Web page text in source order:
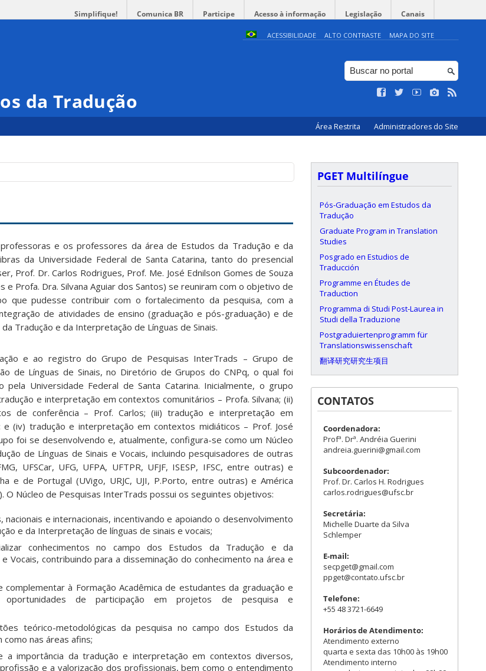
Simplifique! Comunica BR Participe Acesso à informação Legislação Canais
ACESSIBILIDADE ALTO CONTRASTE MAPA DO SITE
da Tradução
Área Restrita Administradores do Site
e os professores da área de Estudos da Tradução e da
da Universidade Federal de Santa Catarina, tanto do presencial
Prof. Dr. Carlos Rodrigues, Prof. Me. José Ednilson Gomes de Souza
e Profa. Dra. Silvana Aguiar dos Santos) se reuniram com o objetivo de
que pudesse contribuir com o fortalecimento da pesquisa, com a
de atividades de ensino (graduação e pós-graduação) e de
Tradução e da Interpretação de Línguas de Sinais.
e ao registro do Grupo de Pesquisas InterTrads – Grupo de
de Línguas de Sinais, no Diretório de Grupos do CNPq, o qual foi
pela Universidade Federal de Santa Catarina. Inicialmente, o grupo
e interpretação em contextos comunitários – Profa. Silvana; (ii)
de conferência – Prof. Carlos; (iii) tradução e interpretação em
e (iv) tradução e interpretação em contextos midiáticos – Prof. José
foi se desenvolvendo e, atualmente, configura-se como um Núcleo
de Línguas de Sinais e Vocais, incluindo pesquisadores de outras
UFSCar, UFG, UFPA, UFTPR, UFJF, ISESP, IFSC, entre outras) e
e de Portugal (UVigo, URJC, UJI, P.Porto, entre outras) e América
O Núcleo de Pesquisas InterTrads possui os seguintes objetivos:
e internacionais, incentivando e apoiando o desenvolvimento
e da Interpretação de línguas de sinais e vocais;
conhecimentos no campo dos Estudos da Tradução e da
Vocais, contribuindo para a disseminação do conhecimento na área e
complementar à Formação Acadêmica de estudantes da graduação e
oportunidades de participação em projetos de pesquisa e
teórico-metodológicas da pesquisa no campo dos Estudos da
nas áreas afins;
a importância da tradução e interpretação em contextos diversos,
e a valorização dos profissionais, bem como o entendimento
PGET Multilíngue
Pós-Graduação em Estudos da
Tradução
Graduate Program in Translation
Studies
Posgrado en Estudios de
Traducción
Programme en Études de
Traduction
Programma di Studi Post-Laurea in
Studi della Traduzione
Postgraduiertenprogramm für
Translationswissenschaft
翻译研究研究生项目
CONTATOS
Coordenadora:
Profª. Drª. Andréia Guerini
andreia.guerini@gmail.com
Subcoordenador:
Prof. Dr. Carlos H. Rodrigues
carlos.rodrigues@ufsc.br
Secretária:
Michelle Duarte da Silva
Schlemper
E-mail:
secpget@gmail.com
ppget@contato.ufsc.br
Telefone:
+55 48 3721-6649
Horários de Atendimento:
Atendimento externo
quarta e sexta das 10h00 às 19h00
Atendimento interno